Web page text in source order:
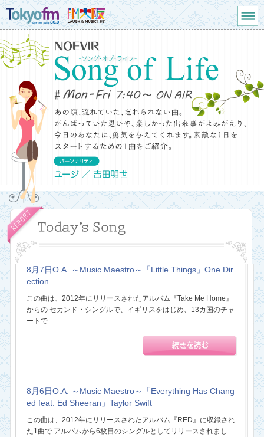
8月7日O.A. ～Music Maestro～「Little Things」One Dir
ection
この曲は、2012年にリリースされたアルバム『Take Me Home』
からの セカンド・シングルで、イギリスをはじめ、13カ国のチャ
ートで...
8月6日O.A. ～Music Maestro～「Everything Has Chang
ed feat. Ed Sheeran」Taylor Swift
この曲は、2012年にリリースされたアルバム『RED』に収録され
た1曲で アルバムから6枚目のシングルとしてリリースされまし